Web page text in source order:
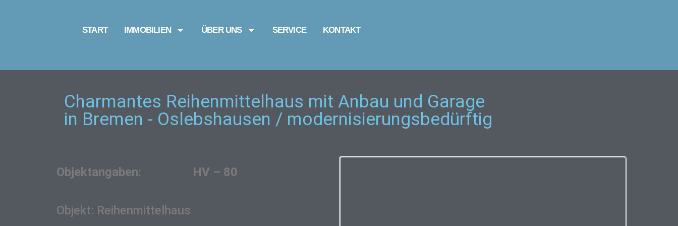
START IMMOBILIEN ÜBER UNS SERVICE KONTAKT
Charmantes Reihenmittelhaus mit Anbau und Garage
in Bremen - Oslebshausen / modernisierungsbedürftig
Objektangaben: HV – 80
Objekt: Reihenmittelhaus